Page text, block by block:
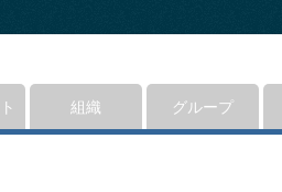
組織 グループ